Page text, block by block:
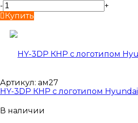
-
+
Купить
Артикул: ам27
HY-3DP КНР с логотипом Hyundai
В наличии